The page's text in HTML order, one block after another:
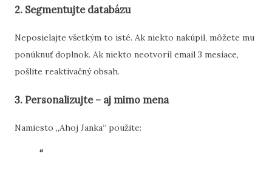
2. Segmentujte databázu
Neposielajte všetkým to isté. Ak niekto nakúpil, môžete mu
ponúknuť doplnok. Ak niekto neotvoril email 3 mesiace,
pošlite reaktivačný obsah.
3. Personalizujte – aj mimo mena
Namiesto „Ahoj Janka“ použite: